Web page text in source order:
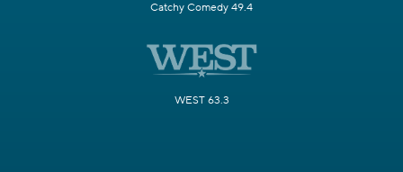
Catchy Comedy 49.4
WEST 63.3